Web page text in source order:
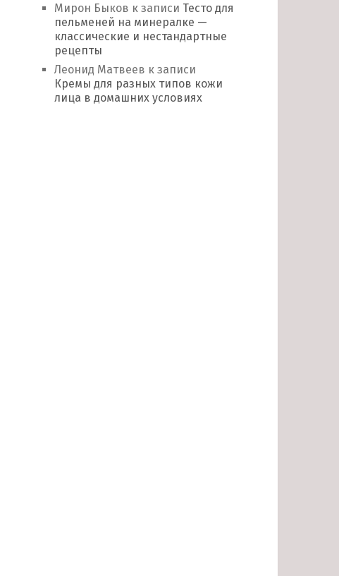
Мирон Быков к записи Тесто для
пельменей на минералке —
классические и нестандартные
рецепты
Леонид Матвеев к записи
Кремы для разных типов кожи
лица в домашних условиях